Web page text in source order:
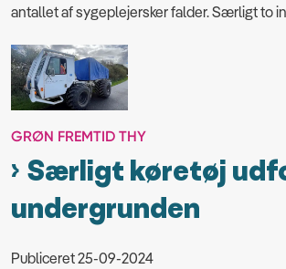
antallet af sygeplejersker falder. Særligt to
GRØN FREMTID THY
Særligt køretøj
undergrunden
Publiceret 25-09-2024